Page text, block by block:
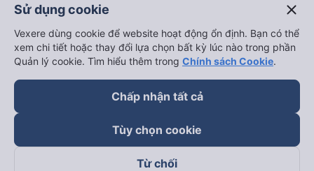
Sử dụng cookie close
Vexere dùng cookie để website hoạt động ổn định. Bạn có thể
xem chi tiết hoặc thay đổi lựa chọn bất kỳ lúc nào trong phần
Quản lý cookie. Tìm hiểu thêm trong Chính sách Cookie.
Chấp nhận tất cả
Tùy chọn cookie
Từ chối